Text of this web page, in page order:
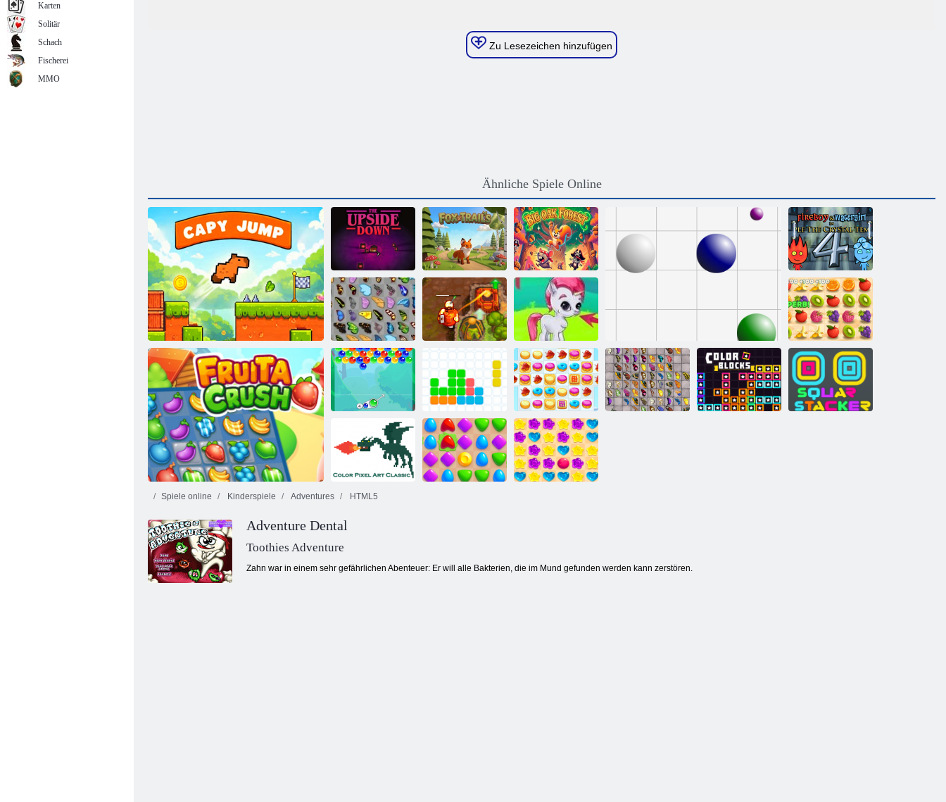
Zu Lesezeichen hinzufügen
Ähnliche Spiele Online
Capy Jump
Die Umkehrung Fox Trails
Großer
Eichenwald
Feuer und
Wasser 4:
Kristalltempel
Schmetterlings
Kyodai
Verfluchter
Schatz 2
Bubble Gemes -
3 Gewinnt
Saftiger
Armaturenbrett
Bubble Charms 11x11 Cookie Crush 2
Spiele online Kinderspiele Adventures HTML5
Adventure Dental
Toothies Adventure
Zahn war in einem sehr gefährlichen Abenteuer: Er will alle Bakterien, die im Mund gefunden werden kann zerstören.
Karten
Solitär
Schach
Fischerei
MMO